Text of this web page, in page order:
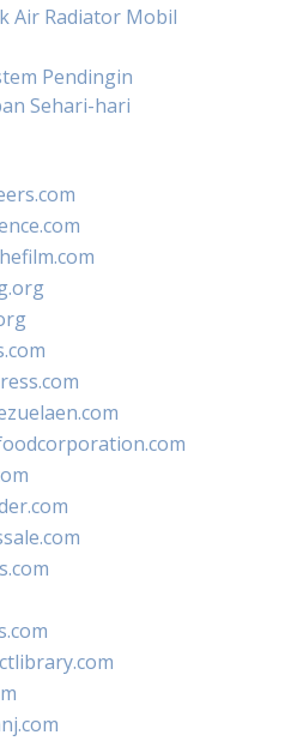
Air Radiator Mobil
Pendingin
Sehari-hari